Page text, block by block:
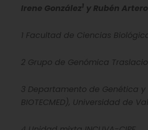
Irene González1 y Rubén Artero
1 Facultad de Ciencias
2 Grupo de Genómica
3 Departamento de Genética
BIOTECMED), Universidad de